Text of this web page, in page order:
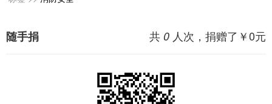
共 0 人次，捐赠了￥0元
随手捐